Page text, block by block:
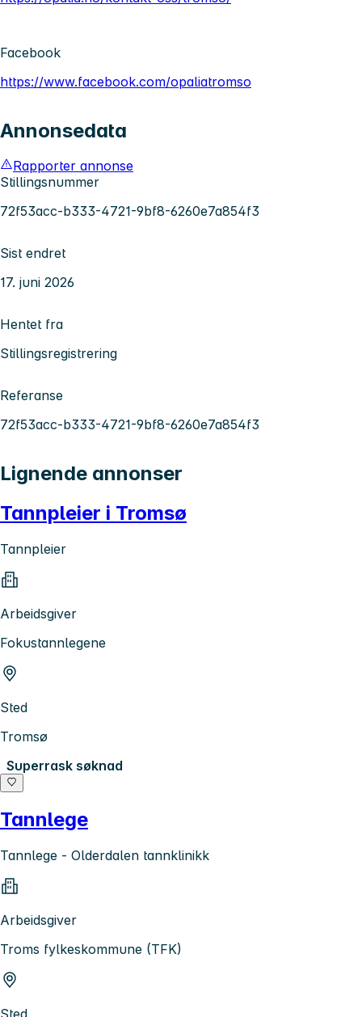
Facebook
https://www.facebook.com/opaliatromso
Annonsedata
Rapporter annonse
Stillingsnummer
72f53acc-b333-4721-9bf8-6260e7a854f3
Sist endret
17. juni 2026
Hentet fra
Stillingsregistrering
Referanse
72f53acc-b333-4721-9bf8-6260e7a854f3
Lignende annonser
Tannpleier i Tromsø
Tannpleier
Arbeidsgiver
Fokustannlegene
Sted
Tromsø
Superrask søknad
Tannlege
Tannlege - Olderdalen tannklinikk
Arbeidsgiver
Troms fylkeskommune (TFK)